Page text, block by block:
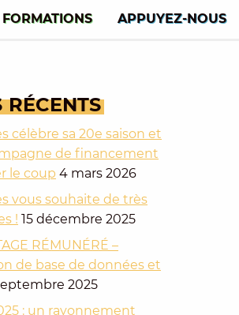
APPUYEZ-NOUS
RÉCENTS
célèbre sa 20e saison et
de financement
le coup 4 mars 2026
vous souhaite de très
! 15 décembre 2025
RÉMUNÉRÉ –
de base de données et
2025
: un rayonnement